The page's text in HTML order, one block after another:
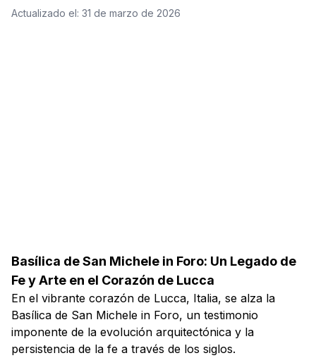
Actualizado el: 31 de marzo de 2026
Basílica de San Michele in Foro: Un Legado de
Fe y Arte en el Corazón de Lucca
En el vibrante corazón de Lucca, Italia, se alza la
Basílica de San Michele in Foro, un testimonio
imponente de la evolución arquitectónica y la
persistencia de la fe a través de los siglos.